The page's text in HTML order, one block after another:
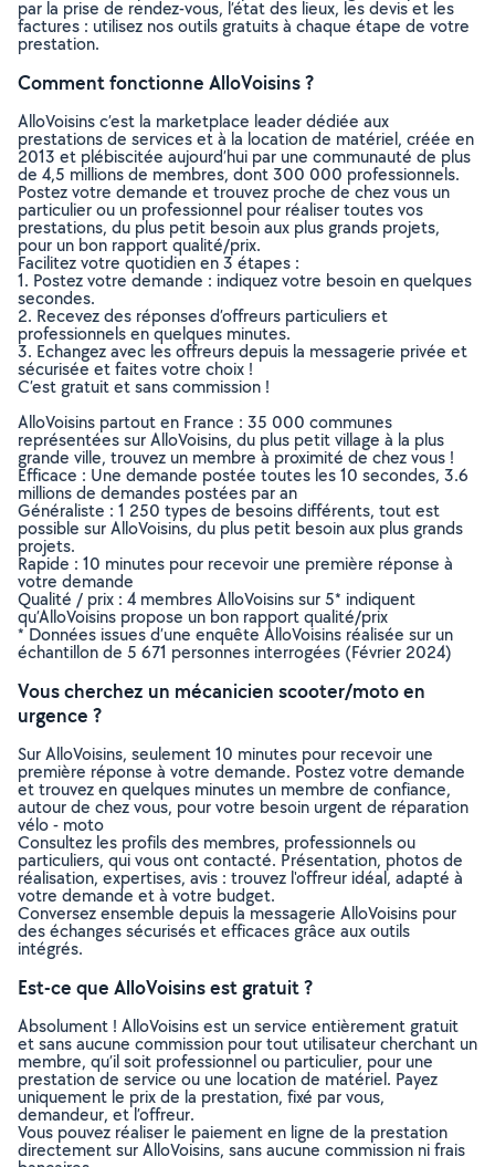
par la prise de rendez-vous, l’état des lieux, les devis et les
factures : utilisez nos outils gratuits à chaque étape de votre
prestation.
Comment fonctionne AlloVoisins ?
AlloVoisins c’est la marketplace leader dédiée aux
prestations de services et à la location de matériel, créée en
2013 et plébiscitée aujourd’hui par une communauté de plus
de 4,5 millions de membres, dont 300 000 professionnels.
Postez votre demande et trouvez proche de chez vous un
particulier ou un professionnel pour réaliser toutes vos
prestations, du plus petit besoin aux plus grands projets,
pour un bon rapport qualité/prix.
Facilitez votre quotidien en 3 étapes :
1. Postez votre demande : indiquez votre besoin en quelques
secondes.
2. Recevez des réponses d’offreurs particuliers et
professionnels en quelques minutes.
3. Echangez avec les offreurs depuis la messagerie privée et
sécurisée et faites votre choix !
C’est gratuit et sans commission !
AlloVoisins partout en France : 35 000 communes
représentées sur AlloVoisins, du plus petit village à la plus
grande ville, trouvez un membre à proximité de chez vous !
Efficace : Une demande postée toutes les 10 secondes, 3.6
millions de demandes postées par an
Généraliste : 1 250 types de besoins différents, tout est
possible sur AlloVoisins, du plus petit besoin aux plus grands
projets.
Rapide : 10 minutes pour recevoir une première réponse à
votre demande
Qualité / prix : 4 membres AlloVoisins sur 5* indiquent
qu’AlloVoisins propose un bon rapport qualité/prix
* Données issues d’une enquête AlloVoisins réalisée sur un
échantillon de 5 671 personnes interrogées (Février 2024)
Vous cherchez un mécanicien scooter/moto en
urgence ?
Sur AlloVoisins, seulement 10 minutes pour recevoir une
première réponse à votre demande. Postez votre demande
et trouvez en quelques minutes un membre de confiance,
autour de chez vous, pour votre besoin urgent de réparation
vélo - moto
Consultez les profils des membres, professionnels ou
particuliers, qui vous ont contacté. Présentation, photos de
réalisation, expertises, avis : trouvez l'offreur idéal, adapté à
votre demande et à votre budget.
Conversez ensemble depuis la messagerie AlloVoisins pour
des échanges sécurisés et efficaces grâce aux outils
intégrés.
Est-ce que AlloVoisins est gratuit ?
Absolument ! AlloVoisins est un service entièrement gratuit
et sans aucune commission pour tout utilisateur cherchant un
membre, qu’il soit professionnel ou particulier, pour une
prestation de service ou une location de matériel. Payez
uniquement le prix de la prestation, fixé par vous,
demandeur, et l’offreur.
Vous pouvez réaliser le paiement en ligne de la prestation
directement sur AlloVoisins, sans aucune commission ni frais